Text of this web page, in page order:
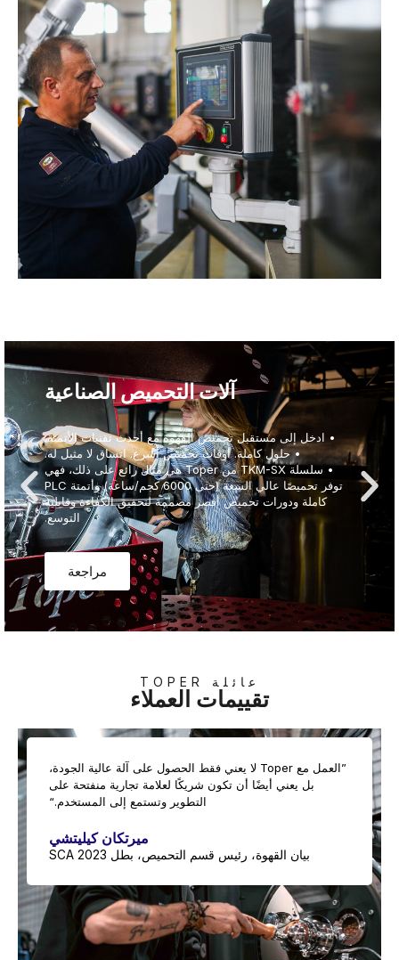
عائلة TOPER
تقييمات العملاء
”العمل مع Toper لا يعني فقط الحصول على آلة عالية الجودة،
بل يعني أيضًا أن تكون شريكًا لعلامة تجارية منفتحة على
التطوير وتستمع إلى المستخدم.“
ميرتكان كيليتشي
بيان القهوة، رئيس قسم التحميص، بطل SCA 2023